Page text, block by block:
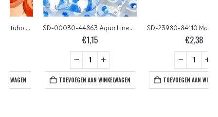
SD-00030-44863 Aqua Lined Crystal Matubo SuperDuo 10 gram
TOEVOEGEN AAN WINKELWAGEN
SD-23980-84110 Matte Jet Matubo SuperDuo 10 gram
TOEVOEGEN AAN WINKELWAGEN